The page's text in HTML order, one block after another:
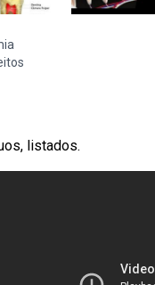
listados.